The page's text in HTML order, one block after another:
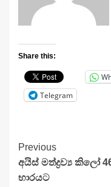
Share this:
Telegram
Continue
Reading
Previous
අයිස් මත්ද්‍රව්‍ය කිලෝ
භාරයට